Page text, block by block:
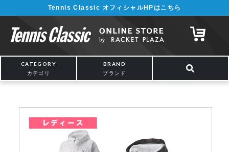
¥5,000以上の購入で送料無料!! 詳しくは こちら
Tennis Classic オフィシャルHPはこちら
CATEGORY
カテゴリ
BRAND
ブランド